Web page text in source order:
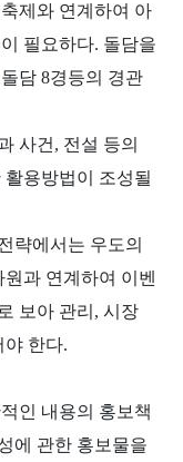
제와 연계하여 아
필요하다. 돌담을
담 8경등의 경관
사건, 전설 등의
용방법이 조성될
략에서는 우도의
과 연계하여 이벤
보아 관리, 시장
야 한다.
인 내용의 홍보책
에 관한 홍보물을